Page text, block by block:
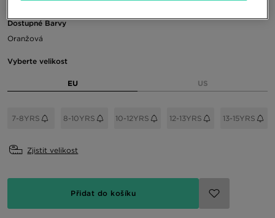
Dostupné Barvy
Oranžová
Vyberte velikost
EU US
7-8YRS 8-10YRS 10-12YRS 12-13YRS 13-15YRS
Zjistit velikost
Přidat do košíku